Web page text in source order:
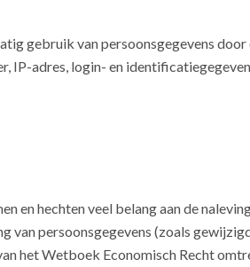
gebruik van persoonsgegevens
IP-adres, login- en
en hechten veel belang aan de
van persoonsgegevens (zoals
het Wetboek Economisch Recht